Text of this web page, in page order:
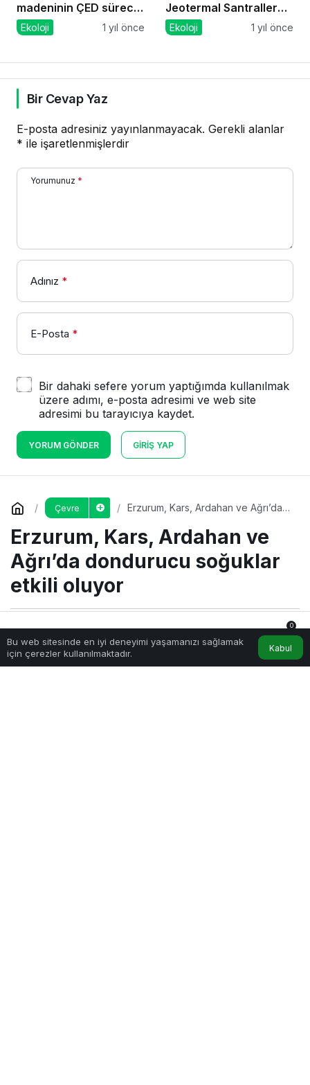
madeninin ÇED süreci
durduruldu
Ekoloji 1 yıl önce
Jeotermal Santraller
yaşamı tehdit ediyor
Ekoloji 1 yıl önce
Bir Cevap Yaz
E-posta adresiniz yayınlanmayacak. Gerekli alanlar
* ile işaretlenmişlerdir
Yorumunuz *
Adınız *
E-Posta *
Bir dahaki sefere yorum yaptığımda kullanılmak
üzere adımı, e-posta adresimi ve web site
adresimi bu tarayıcıya kaydet.
YORUM GÖNDER GIRIŞ YAP
Çevre
Erzurum, Kars, Ardahan ve Ağrı’da
Erzurum, Kars, Ardahan ve
Ağrı’da dondurucu soğuklar
etkili oluyor
13 Ocak 2023, 13:51yayınlandı
13 Ocak 2023, 13:51
güncellendi
1dk, 20sn
Bu web sitesinde en iyi deneyimi yaşamanızı sağlamak
için çerezler kullanılmaktadır.
Kabul
Anasayfa Akış Hesabım Bildirimler
0